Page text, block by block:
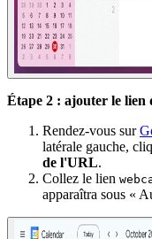
Étape 2 : ajouter le lien
Rendez-vous sur
latérale gauche,
de l'URL.
Collez le lien
apparaîtra sous «